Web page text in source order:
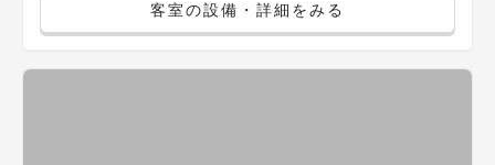
客室の設備・詳細をみる